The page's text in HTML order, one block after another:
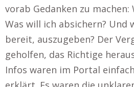
vorab Gedanken zu machen:
Was will ich absichern? Und
bereit, auszugeben? Der
geholfen, das Richtige
Infos waren im Portal